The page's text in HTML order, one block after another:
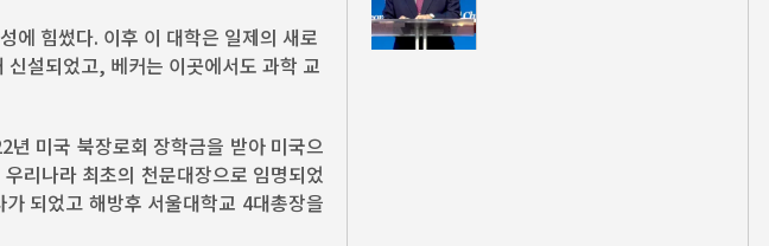
에 힘썼다. 이후 이 대학은 일제의 새로
설되었고, 베커는 이곳에서도 과학 교
미국 북장로회 장학금을 받아 미국으
리나라 최초의 천문대장으로 임명되었
되었고 해방후 서울대학교 4대총장을